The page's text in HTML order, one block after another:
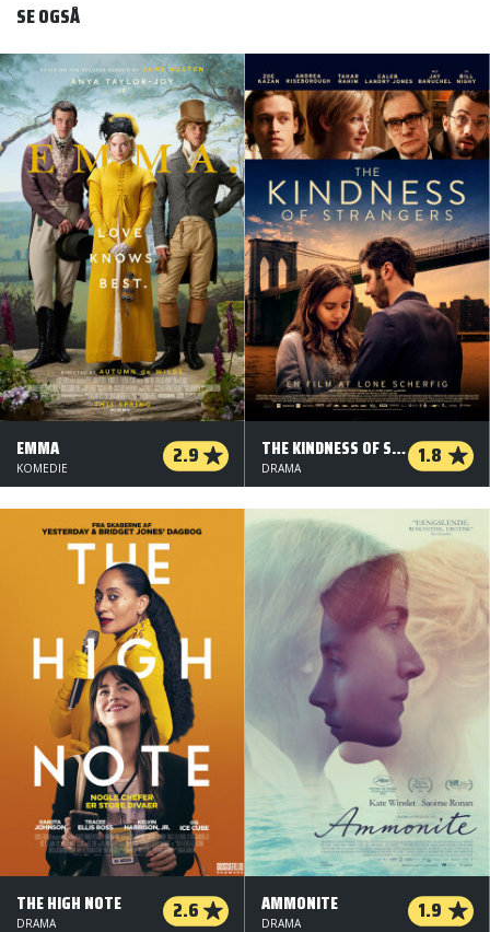
SE OGSÅ
EMMA 2.9
KOMEDIE
THE KINDNESS OF STRANGERS 1.8
DRAMA
THE HIGH NOTE 2.6
DRAMA
AMMONITE 1.9
DRAMA